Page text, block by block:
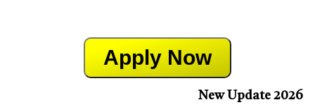
Apply Now
New Update 2026